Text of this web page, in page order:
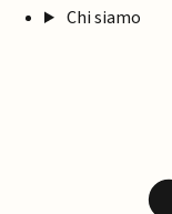
Chi siamo